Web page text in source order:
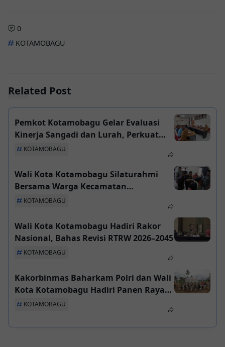
0
KOTAMOBAGU
Related Post
Pemkot Kotamobagu Gelar Evaluasi
Kinerja Sangadi dan Lurah, Perkuat
Pengawasan dan Pelayanan Publik
KOTAMOBAGU
Wali Kota Kotamobagu Silaturahmi
Bersama Warga Kecamatan
Kotamobagu Utara di Desa Bilalang
KOTAMOBAGU
Wali Kota Kotamobagu Hadiri Rakor
Nasional, Bahas Revisi RTRW 2026–2045
KOTAMOBAGU
Kakorbinmas Baharkam Polri dan Wali
Kota Kotamobagu Hadiri Panen Raya
dan Penanaman Jagung, Dukung
KOTAMOBAGU